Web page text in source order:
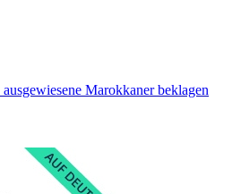
Marokkaner beklagen